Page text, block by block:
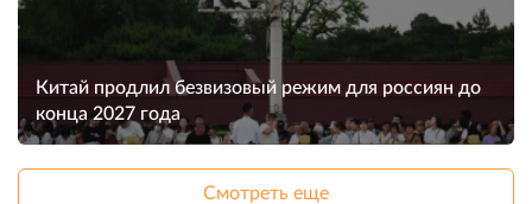
Китай продлил безвизовый режим для россиян до
конца 2027 года
Смотреть еще